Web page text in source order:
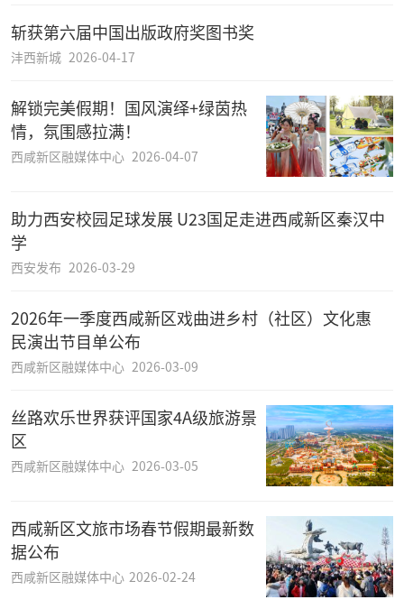
斩获第六届中国出版政府奖图书奖
沣西新城 2026-04-17
解锁完美假期！国风演绎+绿茵热
情，氛围感拉满！
西咸新区融媒体中心 2026-04-07
助力西安校园足球发展 U23国足走进西咸新区秦汉中
学
西安发布 2026-03-29
2026年一季度西咸新区戏曲进乡村（社区）文化惠
民演出节目单公布
西咸新区融媒体中心 2026-03-09
丝路欢乐世界获评国家4A级旅游景
区
西咸新区融媒体中心 2026-03-05
西咸新区文旅市场春节假期最新数
据公布
西咸新区融媒体中心 2026-02-24